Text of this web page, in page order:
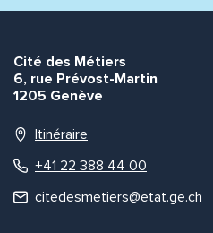
Cité des Métiers
6, rue Prévost-Martin
1205 Genève
Itinéraire
+41 22 388 44 00
citedesmetiers@etat.ge.ch